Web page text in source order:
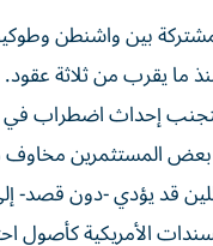
بين واشنطن
ما يقرب من ثلاثة
لتجنب إحداث اضطراب
بعض المستثمرين
قد يؤدي -دون قصد-
الأمريكية كأصول